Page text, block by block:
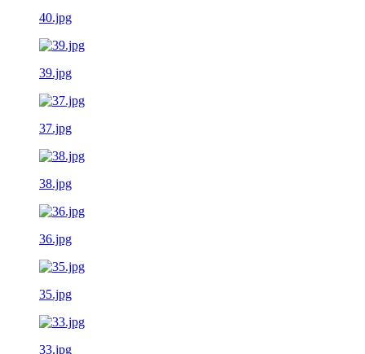
40.jpg
39.jpg
37.jpg
38.jpg
36.jpg
35.jpg
33.jpg